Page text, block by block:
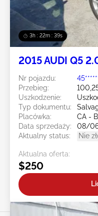
3h : 22m : 36s
2015 AUDI Q5
Nr pojazdu:
Przebieg:
Uszkodzenie:
Typ dokumentu:
Placówka:
CA -
Data sprzedaży:
08/
Aktualny status:
Nie
Aktualna oferta:
$250